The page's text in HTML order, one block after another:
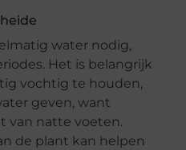
water nodig,
Het is belangrijk
vochtig te houden,
geven, want
van natte voeten.
de plant kan helpen